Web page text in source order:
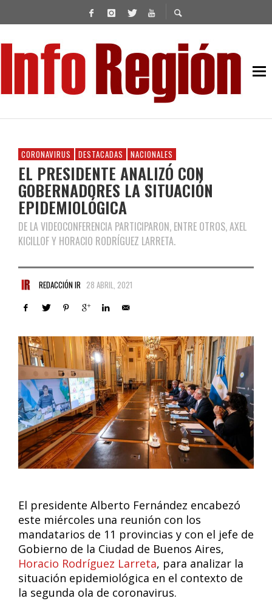
CORONAVIRUS DESTACADAS NACIONALES
EL PRESIDENTE ANALIZÓ CON
GOBERNADORES LA SITUACIÓN
EPIDEMIOLÓGICA
DE LA VIDEOCONFERENCIA PARTICIPARON, ENTRE OTROS, AXEL
KICILLOF Y HORACIO RODRÍGUEZ LARRETA.
REDACCIÓN IR 28 ABRIL, 2021
El presidente Alberto Fernández encabezó
este miércoles una reunión con los
mandatarios de 11 provincias y con el jefe de
Gobierno de la Ciudad de Buenos Aires,
Horacio Rodríguez Larreta, para analizar la
situación epidemiológica en el contexto de
la segunda ola de coronavirus.